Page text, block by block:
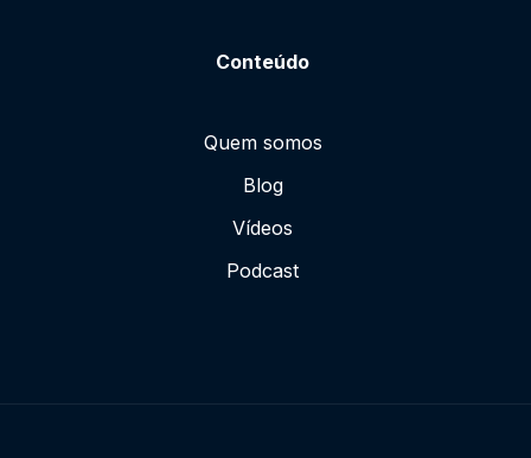
Conteúdo
Quem somos
Blog
Vídeos
Podcast